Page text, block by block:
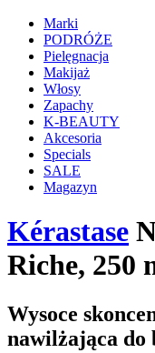
Marki
PODRÓŻE
Pielęgnacja
Makijaż
Włosy
Zapachy
K-BEAUTY
Akcesoria
Specials
SALE
Magazyn
Kérastase
Riche, 250
Wysoce
nawilżająca do